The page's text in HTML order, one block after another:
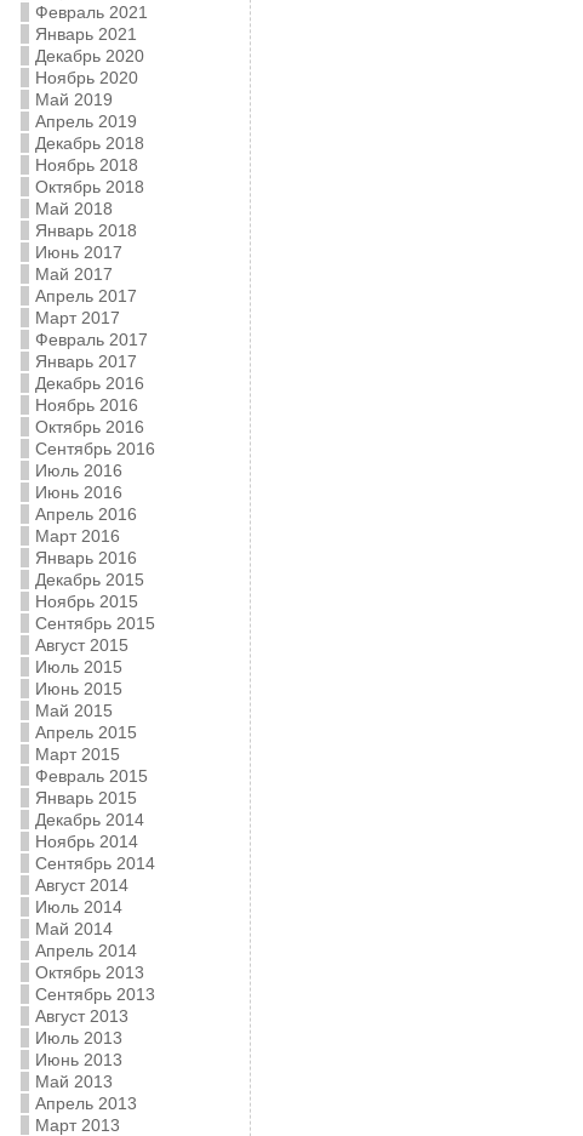
Февраль 2021
Январь 2021
Декабрь 2020
Ноябрь 2020
Май 2019
Апрель 2019
Декабрь 2018
Ноябрь 2018
Октябрь 2018
Май 2018
Январь 2018
Июнь 2017
Май 2017
Апрель 2017
Март 2017
Февраль 2017
Январь 2017
Декабрь 2016
Ноябрь 2016
Октябрь 2016
Сентябрь 2016
Июль 2016
Июнь 2016
Апрель 2016
Март 2016
Январь 2016
Декабрь 2015
Ноябрь 2015
Сентябрь 2015
Август 2015
Июль 2015
Июнь 2015
Май 2015
Апрель 2015
Март 2015
Февраль 2015
Январь 2015
Декабрь 2014
Ноябрь 2014
Сентябрь 2014
Август 2014
Июль 2014
Май 2014
Апрель 2014
Октябрь 2013
Сентябрь 2013
Август 2013
Июль 2013
Июнь 2013
Май 2013
Апрель 2013
Март 2013